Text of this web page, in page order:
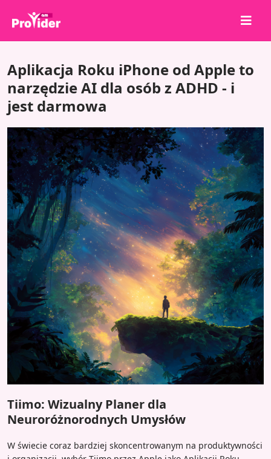
O nas
Zaloguj się
Zarejestruj się
Usługi
API
Warunki
Blog
Aplikacja Roku iPhone od Apple to
narzędzie AI dla osób z ADHD - i
jest darmowa
Tiimo: Wizualny Planer dla
Neuroróżnorodnych Umysłów
W świecie coraz bardziej skoncentrowanym na produktywności